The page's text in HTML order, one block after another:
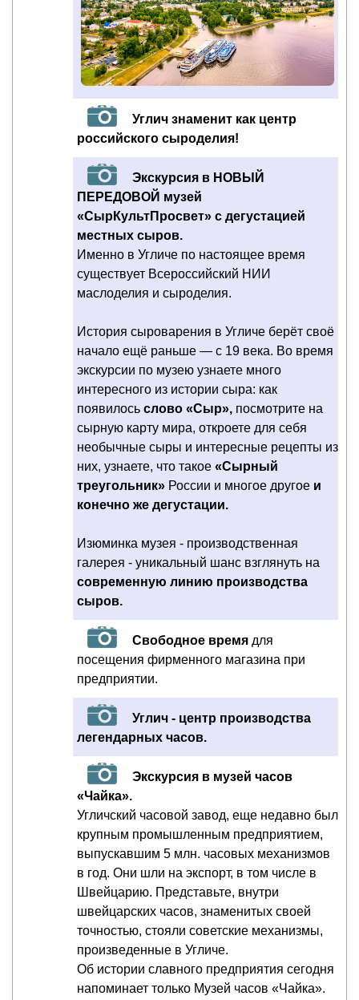
Углич знаменит как центр
российского сыроделия!
Экскурсия в НОВЫЙ
ПЕРЕДОВОЙ музей
«СырКультПросвет» с дегустацией
местных сыров.
Именно в Угличе по настоящее время
существует Всероссийский НИИ
маслоделия и сыроделия.
История сыроварения в Угличе берёт своё
начало ещё раньше — с 19 века. Во время
экскурсии по музею узнаете много
интересного из истории сыра: как
появилось слово «Сыр», посмотрите на
сырную карту мира, откроете для себя
необычные сыры и интересные рецепты из
них, узнаете, что такое «Сырный
треугольник» России и многое другое и
конечно же дегустации.
Изюминка музея - производственная
галерея - уникальный шанс взглянуть на
современную линию производства
сыров.
Свободное время для
посещения фирменного магазина при
предприятии.
Углич - центр производства
легендарных часов.
Экскурсия в музей часов
«Чайка».
Угличский часовой завод, еще недавно был
крупным промышленным предприятием,
выпускавшим 5 млн. часовых механизмов
в год. Они шли на экспорт, в том числе в
Швейцарию. Представьте, внутри
швейцарских часов, знаменитых своей
точностью, стояли советские механизмы,
произведенные в Угличе.
Об истории славного предприятия сегодня
напоминает только Музей часов «Чайка».